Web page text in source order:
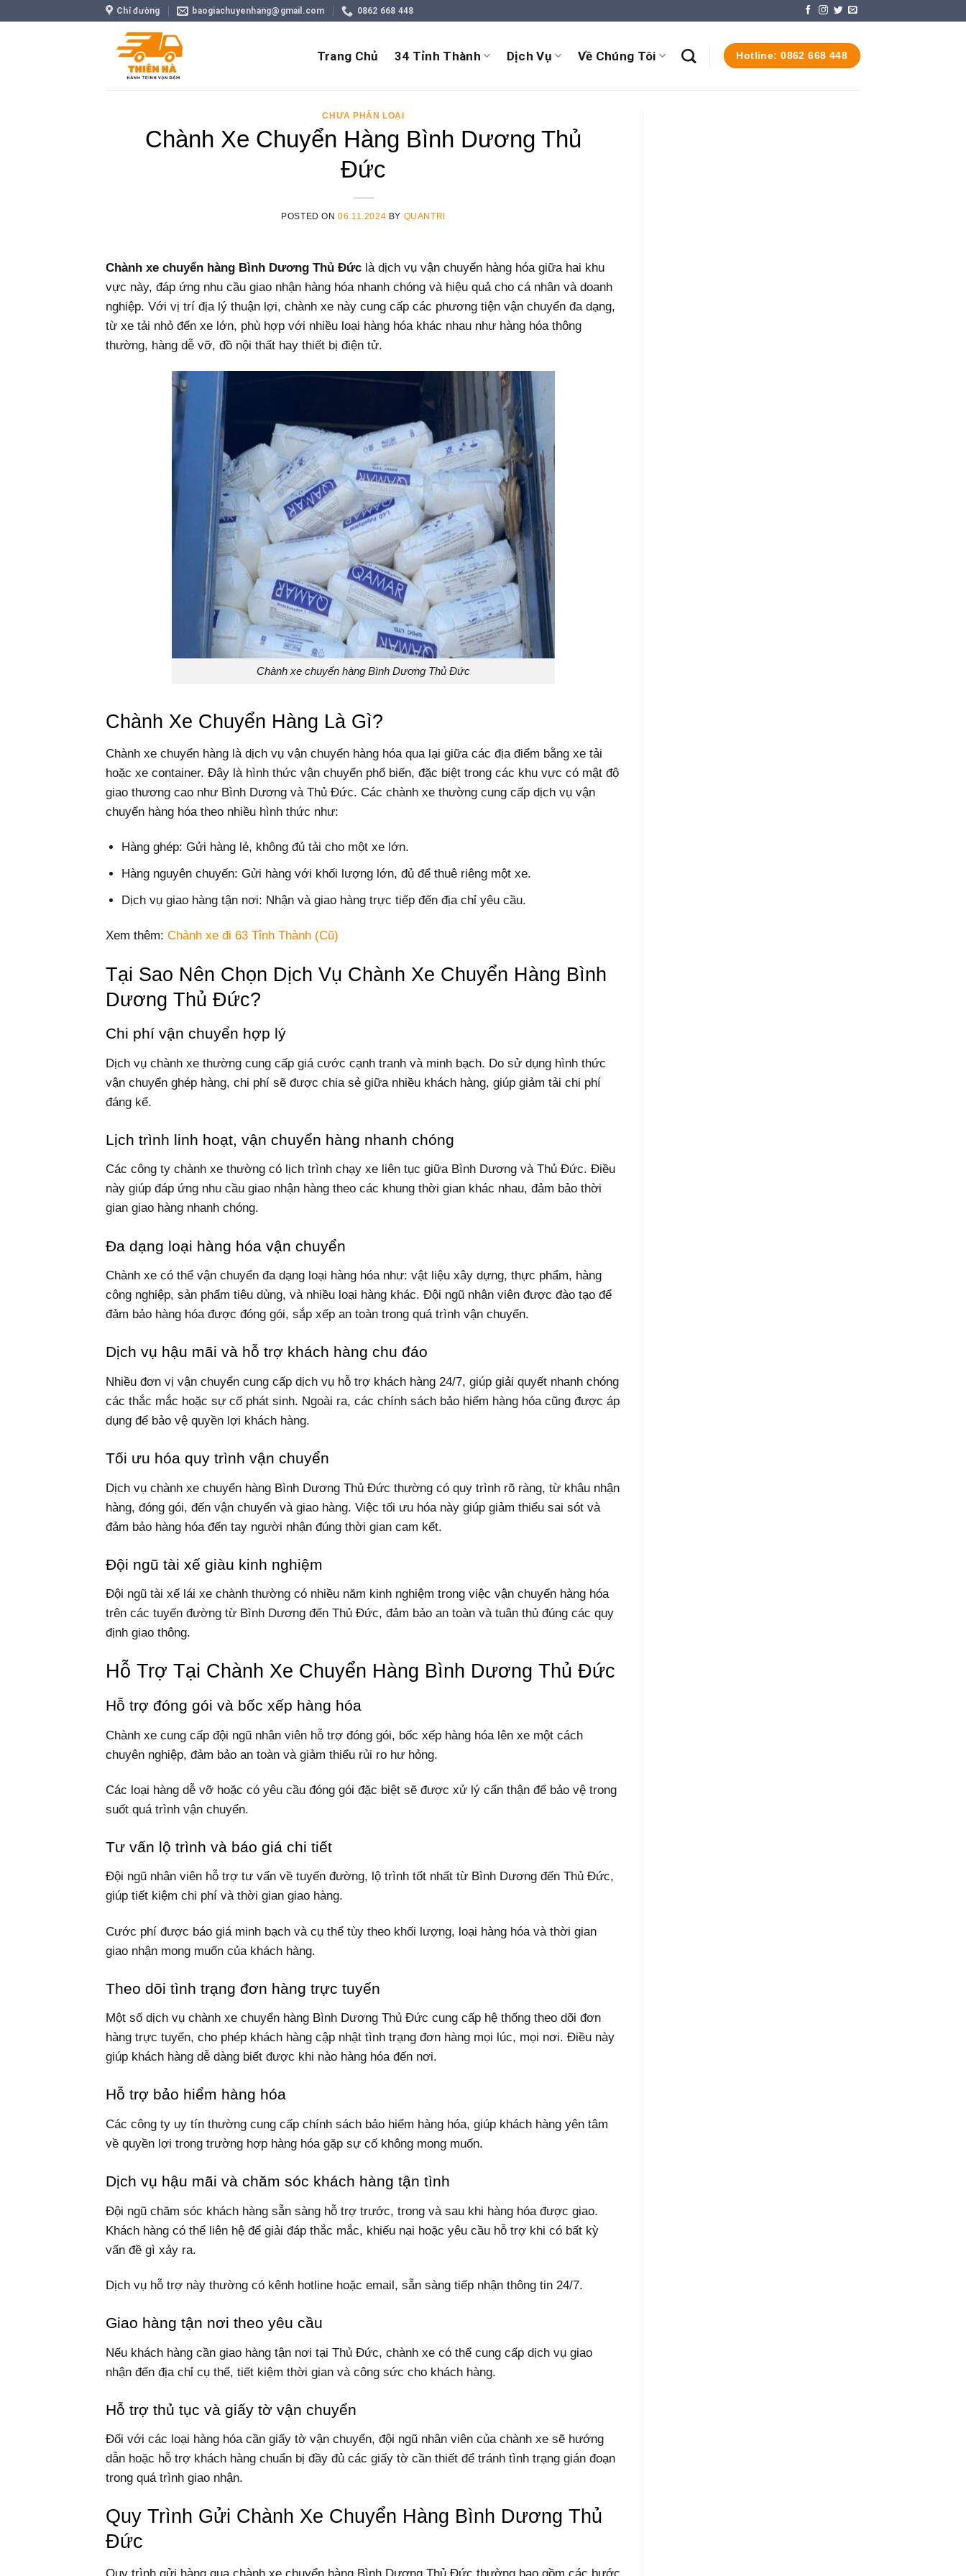
Chỉ đường baogiachuyenhang@gmail.com 0862 668 448
Trang Chủ 34 Tỉnh Thành Dịch Vụ Về Chúng Tôi Hotline: 0862 668 448
CHƯA PHÂN LOẠI
Chành Xe Chuyển Hàng Bình Dương Thủ
Đức
POSTED ON06.11.2024 BY QUANTRI
Chành xe chuyển hàng Bình Dương Thủ Đức là dịch vụ vận chuyển hàng hóa giữa hai khu
vực này, đáp ứng nhu cầu giao nhận hàng hóa nhanh chóng và hiệu quả cho cá nhân và doanh
nghiệp. Với vị trí địa lý thuận lợi, chành xe này cung cấp các phương tiện vận chuyển đa dạng,
từ xe tải nhỏ đến xe lớn, phù hợp với nhiều loại hàng hóa khác nhau như hàng hóa thông
thường, hàng dễ vỡ, đồ nội thất hay thiết bị điện tử.
Chành xe chuyển hàng Bình Dương Thủ Đức
Chành Xe Chuyển Hàng Là Gì?
Chành xe chuyển hàng là dịch vụ vận chuyển hàng hóa qua lại giữa các địa điểm bằng xe tải
hoặc xe container. Đây là hình thức vận chuyển phổ biến, đặc biệt trong các khu vực có mật độ
giao thương cao như Bình Dương và Thủ Đức. Các chành xe thường cung cấp dịch vụ vận
chuyển hàng hóa theo nhiều hình thức như:
Hàng ghép: Gửi hàng lẻ, không đủ tải cho một xe lớn.
Hàng nguyên chuyến: Gửi hàng với khối lượng lớn, đủ để thuê riêng một xe.
Dịch vụ giao hàng tận nơi: Nhận và giao hàng trực tiếp đến địa chỉ yêu cầu.
Xem thêm: Chành xe đi 63 Tỉnh Thành (Cũ)
Tại Sao Nên Chọn Dịch Vụ Chành Xe Chuyển Hàng Bình
Dương Thủ Đức?
Chi phí vận chuyển hợp lý
Dịch vụ chành xe thường cung cấp giá cước cạnh tranh và minh bạch. Do sử dụng hình thức
vận chuyển ghép hàng, chi phí sẽ được chia sẻ giữa nhiều khách hàng, giúp giảm tải chi phí
đáng kể.
Lịch trình linh hoạt, vận chuyển hàng nhanh chóng
Các công ty chành xe thường có lịch trình chạy xe liên tục giữa Bình Dương và Thủ Đức. Điều
này giúp đáp ứng nhu cầu giao nhận hàng theo các khung thời gian khác nhau, đảm bảo thời
gian giao hàng nhanh chóng.
Đa dạng loại hàng hóa vận chuyển
Chành xe có thể vận chuyển đa dạng loại hàng hóa như: vật liệu xây dựng, thực phẩm, hàng
công nghiệp, sản phẩm tiêu dùng, và nhiều loại hàng khác. Đội ngũ nhân viên được đào tạo để
đảm bảo hàng hóa được đóng gói, sắp xếp an toàn trong quá trình vận chuyển.
Dịch vụ hậu mãi và hỗ trợ khách hàng chu đáo
Nhiều đơn vị vận chuyển cung cấp dịch vụ hỗ trợ khách hàng 24/7, giúp giải quyết nhanh chóng
các thắc mắc hoặc sự cố phát sinh. Ngoài ra, các chính sách bảo hiểm hàng hóa cũng được áp
dụng để bảo vệ quyền lợi khách hàng.
Tối ưu hóa quy trình vận chuyển
Dịch vụ chành xe chuyển hàng Bình Dương Thủ Đức thường có quy trình rõ ràng, từ khâu nhận
hàng, đóng gói, đến vận chuyển và giao hàng. Việc tối ưu hóa này giúp giảm thiểu sai sót và
đảm bảo hàng hóa đến tay người nhận đúng thời gian cam kết.
Đội ngũ tài xế giàu kinh nghiệm
Đội ngũ tài xế lái xe chành thường có nhiều năm kinh nghiệm trong việc vận chuyển hàng hóa
trên các tuyến đường từ Bình Dương đến Thủ Đức, đảm bảo an toàn và tuân thủ đúng các quy
định giao thông.
Hỗ Trợ Tại Chành Xe Chuyển Hàng Bình Dương Thủ Đức
Hỗ trợ đóng gói và bốc xếp hàng hóa
Chành xe cung cấp đội ngũ nhân viên hỗ trợ đóng gói, bốc xếp hàng hóa lên xe một cách
chuyên nghiệp, đảm bảo an toàn và giảm thiểu rủi ro hư hỏng.
Các loại hàng dễ vỡ hoặc có yêu cầu đóng gói đặc biệt sẽ được xử lý cẩn thận để bảo vệ trong
suốt quá trình vận chuyển.
Tư vấn lộ trình và báo giá chi tiết
Đội ngũ nhân viên hỗ trợ tư vấn về tuyến đường, lộ trình tốt nhất từ Bình Dương đến Thủ Đức,
giúp tiết kiệm chi phí và thời gian giao hàng.
Cước phí được báo giá minh bạch và cụ thể tùy theo khối lượng, loại hàng hóa và thời gian
giao nhận mong muốn của khách hàng.
Theo dõi tình trạng đơn hàng trực tuyến
Một số dịch vụ chành xe chuyển hàng Bình Dương Thủ Đức cung cấp hệ thống theo dõi đơn
hàng trực tuyến, cho phép khách hàng cập nhật tình trạng đơn hàng mọi lúc, mọi nơi. Điều này
giúp khách hàng dễ dàng biết được khi nào hàng hóa đến nơi.
Hỗ trợ bảo hiểm hàng hóa
Các công ty uy tín thường cung cấp chính sách bảo hiểm hàng hóa, giúp khách hàng yên tâm
về quyền lợi trong trường hợp hàng hóa gặp sự cố không mong muốn.
Dịch vụ hậu mãi và chăm sóc khách hàng tận tình
Đội ngũ chăm sóc khách hàng sẵn sàng hỗ trợ trước, trong và sau khi hàng hóa được giao.
Khách hàng có thể liên hệ để giải đáp thắc mắc, khiếu nại hoặc yêu cầu hỗ trợ khi có bất kỳ
vấn đề gì xảy ra.
Dịch vụ hỗ trợ này thường có kênh hotline hoặc email, sẵn sàng tiếp nhận thông tin 24/7.
Giao hàng tận nơi theo yêu cầu
Nếu khách hàng cần giao hàng tận nơi tại Thủ Đức, chành xe có thể cung cấp dịch vụ giao
nhận đến địa chỉ cụ thể, tiết kiệm thời gian và công sức cho khách hàng.
Hỗ trợ thủ tục và giấy tờ vận chuyển
Đối với các loại hàng hóa cần giấy tờ vận chuyển, đội ngũ nhân viên của chành xe sẽ hướng
dẫn hoặc hỗ trợ khách hàng chuẩn bị đầy đủ các giấy tờ cần thiết để tránh tình trạng gián đoạn
trong quá trình giao nhận.
Quy Trình Gửi Chành Xe Chuyển Hàng Bình Dương Thủ
Đức